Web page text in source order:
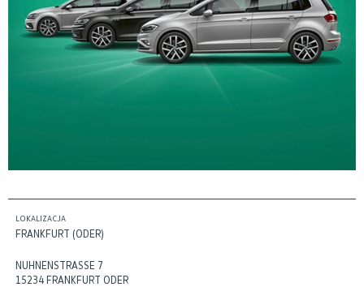
LOKALIZACJA
FRANKFURT (ODER)
NUHNENSTRASSE 7
15234 FRANKFURT ODER